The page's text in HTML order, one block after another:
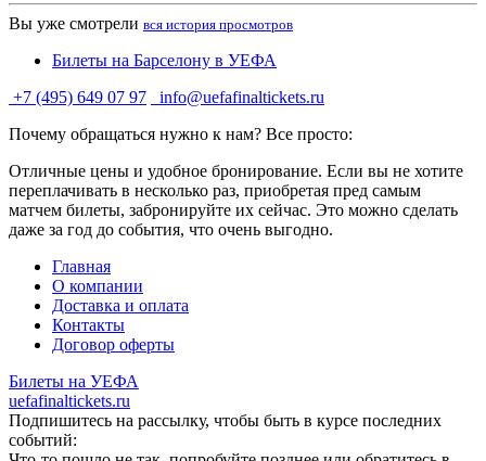
Вы уже смотрели вся история просмотров
Билеты на Барселону в УЕФА
+7 (495) 649 07 97
info@uefafinaltickets.ru
Почему обращаться нужно к нам? Все просто:
Отличные цены и удобное бронирование. Если вы не хотите
переплачивать в несколько раз, приобретая пред самым
матчем билеты, забронируйте их сейчас. Это можно сделать
даже за год до события, что очень выгодно.
Главная
О компании
Доставка и оплата
Контакты
Договор оферты
Билеты на УЕФА
uefafinaltickets.ru
Подпишитесь на рассылку, чтобы быть в курсе последних
событий: